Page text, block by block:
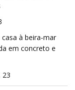
à beira-mar
em concreto e
23